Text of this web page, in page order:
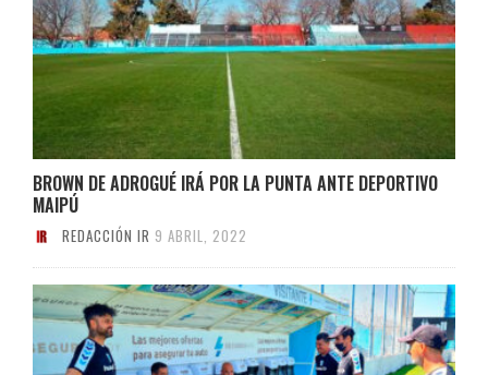
BROWN DE ADROGUÉ IRÁ POR LA PUNTA ANTE DEPORTIVO
MAIPÚ
REDACCIÓN IR 9 ABRIL, 2022